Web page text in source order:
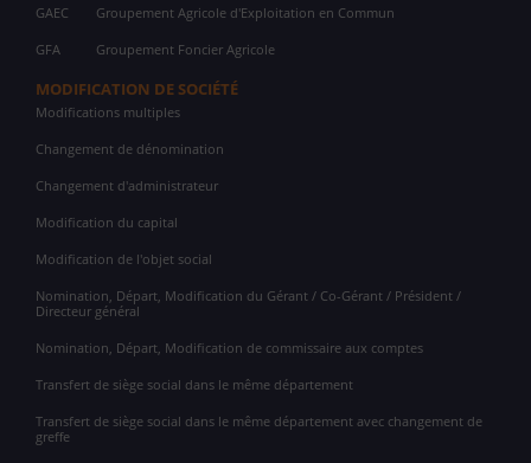
GAEC Groupement Agricole d'Exploitation en Commun
GFA Groupement Foncier Agricole
MODIFICATION DE SOCIÉTÉ
Modifications multiples
Changement de dénomination
Changement d'administrateur
Modification du capital
Modification de l'objet social
Nomination, Départ, Modification du Gérant / Co-Gérant / Président /
Directeur général
Nomination, Départ, Modification de commissaire aux comptes
Transfert de siège social dans le même département
Transfert de siège social dans le même département avec changement de
greffe